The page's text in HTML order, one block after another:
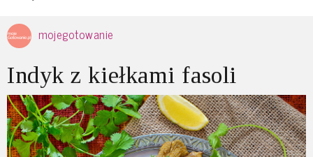
mojegotowanie
Indyk z kiełkami fasoli